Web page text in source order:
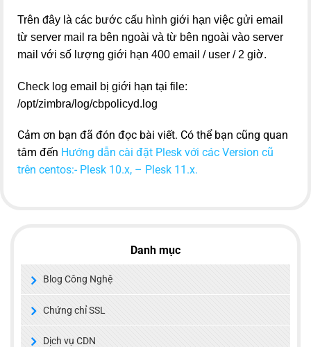
Trên đây là các bước cấu hình giới hạn việc gửi email
từ server mail ra bên ngoài và từ bên ngoài vào server
mail với số lượng giới hạn 400 email / user / 2 giờ.
Check log email bị giới hạn tại file:
/opt/zimbra/log/cbpolicyd.log
Cảm ơn bạn đã đón đọc bài viết. Có thể bạn cũng quan
tâm đến Hướng dẫn cài đặt Plesk với các Version cũ
trên centos:- Plesk 10.x, – Plesk 11.x.
Danh mục
Blog Công Nghệ
Chứng chỉ SSL
Dịch vụ CDN